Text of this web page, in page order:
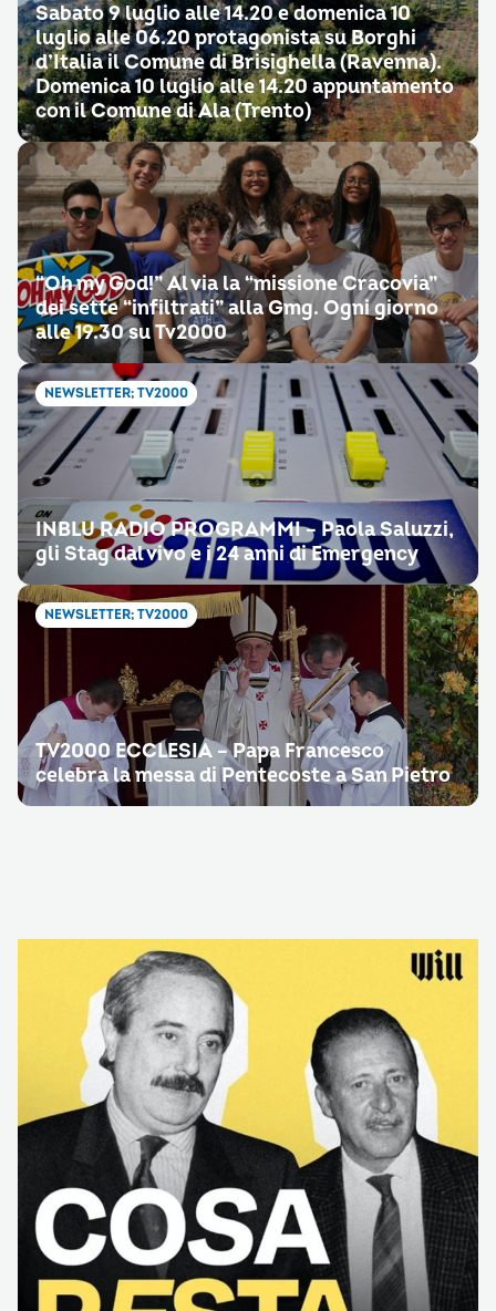
Sabato 9 luglio alle 14.20 e domenica 10
luglio alle 06.20 protagonista su Borghi
d’Italia il Comune di Brisighella (Ravenna).
Domenica 10 luglio alle 14.20 appuntamento
con il Comune di Ala (Trento)
“Oh my God!” Al via la “missione Cracovia”
dei sette “infiltrati” alla Gmg. Ogni giorno
alle 19.30 su Tv2000
NEWSLETTER; TV2000
INBLU RADIO PROGRAMMI – Paola Saluzzi,
gli Stag dal vivo e i 24 anni di Emergency
NEWSLETTER; TV2000
TV2000 ECCLESIA – Papa Francesco
celebra la messa di Pentecoste a San Pietro